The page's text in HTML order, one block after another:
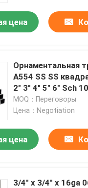
стали
нержавеющей
цена
Орнаментальная
A554 SS SS
2" 3" 4" 5" 6" Sch
316L 304
MOQ：Переговоры
Цена：Negotiation
цена
3/4" x 3/4" x 16ga